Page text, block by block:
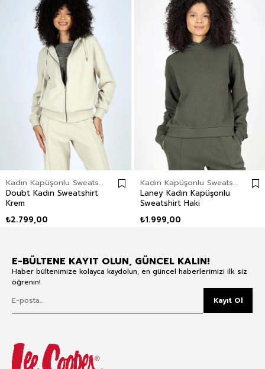
Kadın Kapüşonlu Sweatshirt
Doubt Kadın Sweatshirt
Krem
₺2.799,00
Kadın Kapüşonlu Sweatshirt
Laney Kadın Kapüşonlu
Sweatshirt Haki
₺1.999,00
E-BÜLTENE KAYIT OLUN, GÜNCEL KALIN!
Haber bültenimize kolayca kaydolun, en güncel haberlerimizi ilk siz
öğrenin!
Kayıt Ol